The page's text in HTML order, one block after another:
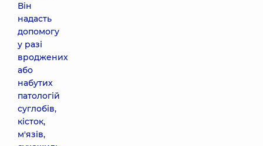
Він
надасть
допомогу
у разі
вроджених
або
набутих
патологій
суглобів,
кісток,
м'язів,